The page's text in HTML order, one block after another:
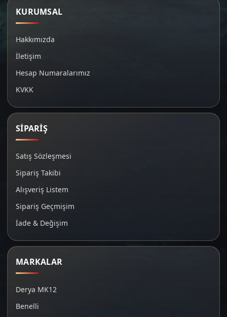
KURUMSAL
Hakkımızda
İletişim
Hesap Numaralarımız
KVKK
SİPARİŞ
Satış Sözleşmesi
Sipariş Takibi
Alışveriş Listem
Sipariş Geçmişim
İade & Değişim
MARKALAR
Derya MK12
Benelli